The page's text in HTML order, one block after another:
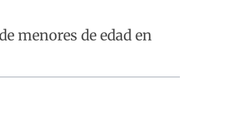
menores de edad en